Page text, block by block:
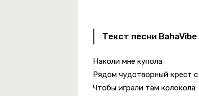
Текст песни
Наколи мне купола
Рядом чудотворный крест
Чтобы играли там колокола
К Богу (Ария Из Рок-Оперы "Кровавый Пульс")